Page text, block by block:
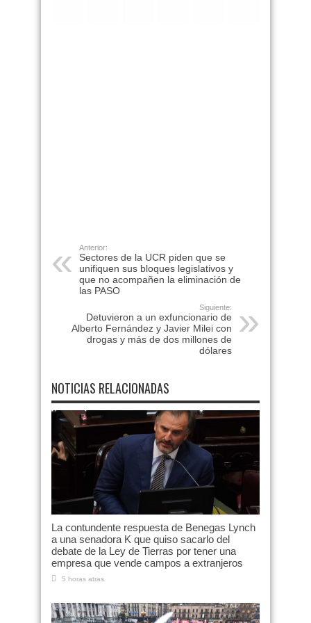
Anterior:
Sectores de la UCR piden que se
unifiquen sus bloques legislativos y
que no acompañen la eliminación de
las PASO
Siguiente:
Detuvieron a un exfuncionario de
Alberto Fernández y Javier Milei con
drogas y más de dos millones de
dólares
NOTICIAS RELACIONADAS
La contundente respuesta de Benegas Lynch
a una senadora K que quiso sacarlo del
debate de la Ley de Tierras por tener una
empresa que vende campos a extranjeros
5 horas atras